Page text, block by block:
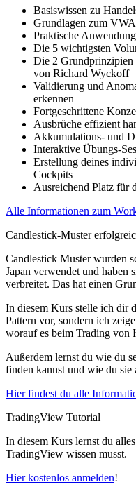
Basiswissen zu
Grundlagen zum
Praktische
Die 5 wichtigsten
Die 2 Grundprinzipien
von Richard Wyckoff
Validierung und
erkennen
Fortgeschrittene
Ausbrüche effizient
Akkumulations- und
Interaktive Übungs-
Erstellung deines
Cockpits
Ausreichend Platz für
Alle Informationen zum
Candlestick-Muster
Candlestick Muster wurden
Japan verwendet und haben
verbreitet. Das hat einen
In diesem Kurs stelle ich dir
Pattern vor, sondern ich
worauf es beim Trading von
Außerdem lernst du wie du
finden kannst und wie du sie
Hier findest du alle
TradingView Tutorial
In diesem Kurs lernst du
TradingView wissen musst.
Hier kostenlos anmelden!